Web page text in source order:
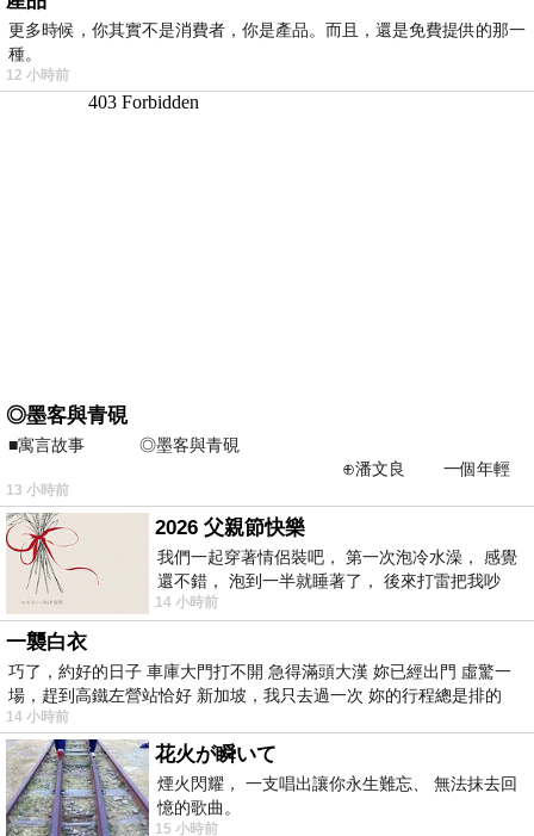
更多時候，你其實不是消費者，你是產品。而且，還是免費提供的那一
種。
12 小時前
◎墨客與青硯
■寓言故事 ◎墨客與青硯
⊕潘文良 一個年輕
的墨客，在京城的古玩肆裡
13 小時前
2026 父親節快樂
我們一起穿著情侶裝吧， 第一次泡冷水澡， 感覺
還不錯， 泡到一半就睡著了， 後來打雷把我吵
醒， 手
14 小時前
一襲白衣
巧了，約好的日子 車庫大門打不開 急得滿頭大漢 妳已經出門 虛驚一
場，趕到高鐵左營站恰好 新加坡，我只去過一次 妳的行程總是排的
14 小時前
花火が瞬いて
煙火閃耀， 一支唱出讓你永生難忘、 無法抹去回
憶的歌曲。
15 小時前